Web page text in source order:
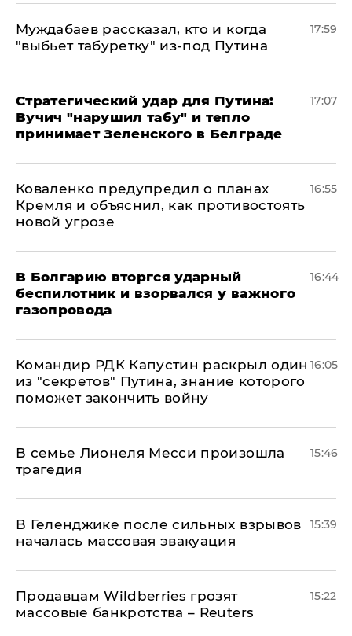
Муждабаев рассказал, кто и когда
"выбьет табуретку" из-под Путина
17:59
Стратегический удар для Путина:
Вучич "нарушил табу" и тепло
принимает Зеленского в Белграде
17:07
Коваленко предупредил о планах
Кремля и объяснил, как противостоять
новой угрозе
16:55
В Болгарию вторгся ударный
беспилотник и взорвался у важного
газопровода
16:44
Командир РДК Капустин раскрыл один
из "секретов" Путина, знание которого
поможет закончить войну
16:05
В семье Лионеля Месси произошла
трагедия
15:46
В Геленджике после сильных взрывов
началась массовая эвакуация
15:39
Продавцам Wildberries грозят
массовые банкротства – Reuters
15:22